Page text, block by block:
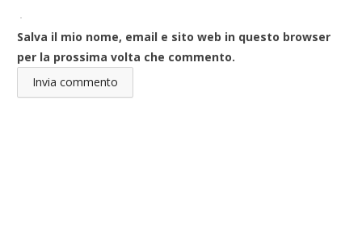
Salva il mio nome, email e sito web in questo browser
per la prossima volta che commento.